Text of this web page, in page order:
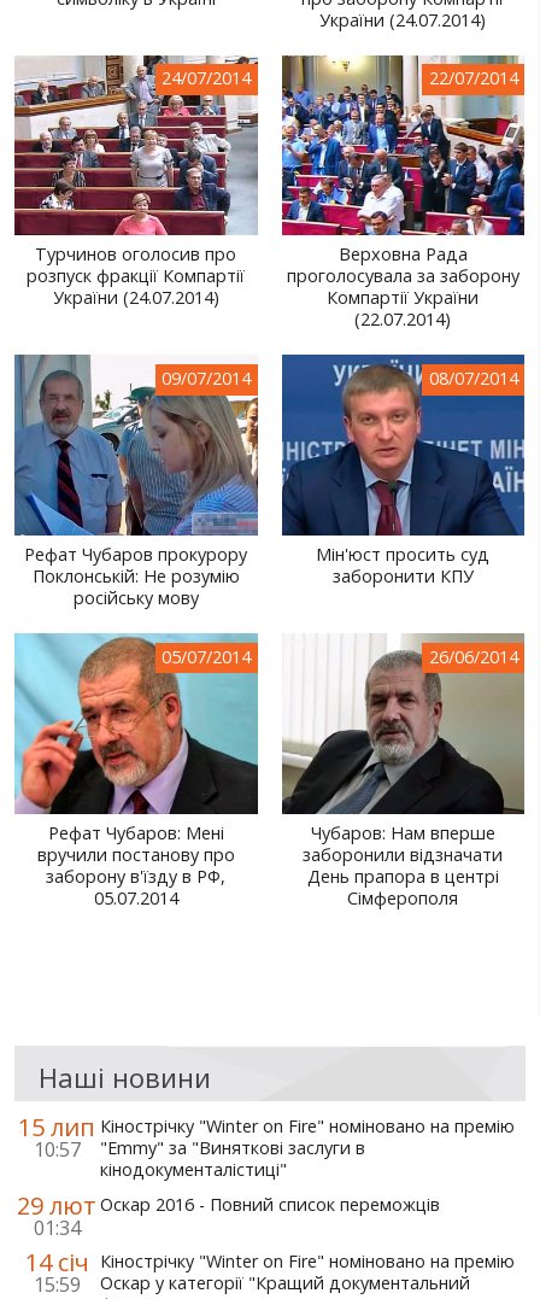
ПУБЛІЧНІ ЛЮДИ
РОСІЙСЬКО-УКРАЇНСЬКА ВІЙНА
"WINTER ON FIRE"
ХРОНОЛОГІЯ ЄВРОМАЙДАНУ
ПОСЛУГИ
України (24.07.2014)
24/07/2014
Турчинов оголосив про
розпуск фракції Компартії
України (24.07.2014)
22/07/2014
Верховна Рада
проголосувала за заборону
Компартії України
(22.07.2014)
09/07/2014
Рефат Чубаров прокурору
Поклонській: Не розумію
російську мову
08/07/2014
Мін'юст просить суд
заборонити КПУ
05/07/2014
Рефат Чубаров: Мені
вручили постанову про
заборону в'їзду в РФ,
05.07.2014
26/06/2014
Чубаров: Нам вперше
заборонили відзначати
День прапора в центрі
Сімферополя
Наші новини
15 лип
10:57
Кінострічку "Winter on Fire" номіновано на премію
"Emmy" за "Виняткові заслуги в
кінодокументалістиці"
29 лют
01:34
Оскар 2016 - Повний список переможців
14 січ
15:59
Кінострічку "Winter on Fire" номіновано на премію
Оскар у категорії "Кращий документальний